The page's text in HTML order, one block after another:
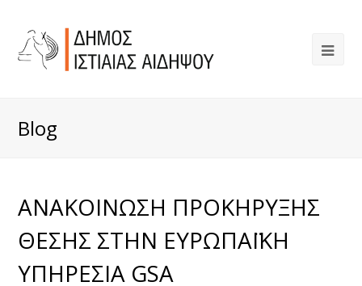
Blog
ΑΝΑΚΟΙΝΩΣΗ ΠΡΟΚΗΡΥΞΗΣ
ΘΕΣΗΣ ΣΤΗΝ ΕΥΡΩΠΑΪΚΗ
ΥΠΗΡΕΣΙΑ GSA